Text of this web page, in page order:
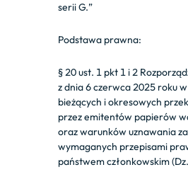
serii G.”
Podstawa prawna:
§ 20 ust. 1 pkt 1 i 2
z dnia 6 czerwca 2025 roku
bieżących i okresowych
przez emitentów papierów
oraz warunków uznawania
wymaganych przepisami
państwem członkowskim